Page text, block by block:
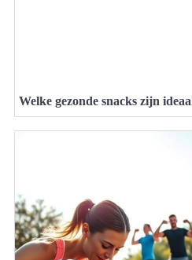
Welke gezonde snacks zijn